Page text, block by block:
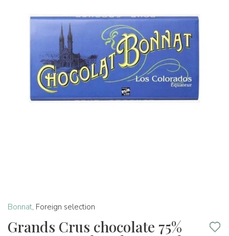
Bonnat, Foreign selection
Grands Crus chocolate 75%